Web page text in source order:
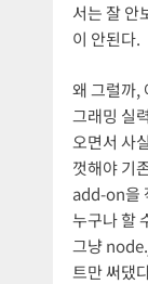
서는 잘 안
이 안된다.
왜 그럴까,
그래밍 실
오면서 사
껏해야 기
add-on을
누구나 할
그냥
트만 써댔